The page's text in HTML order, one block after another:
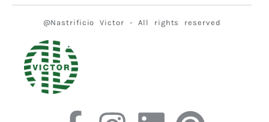
@Nastrificio Victor - All rights reserved